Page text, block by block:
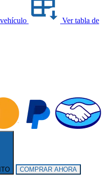
Ver tabla de
COMPRAR AHORA